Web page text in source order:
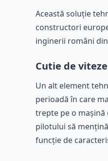
Această soluție
constructori
inginerii români
Cutie de
Un alt element
perioadă în care
trepte pe o
pilotului să
funcție de